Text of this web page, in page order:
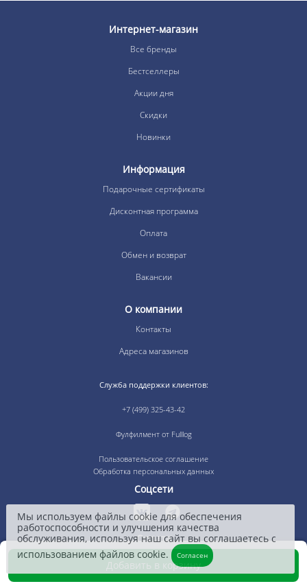
Добавить в корзину
Интернет-магазин
Все бренды
Бестселлеры
Акции дня
Скидки
Новинки
Информация
Подарочные сертификаты
Дисконтная программа
Оплата
Обмен и возврат
Вакансии
О компании
Контакты
Адреса магазинов
Служба поддержки клиентов:
+7 (499) 325-43-42
Фулфилмент от Fulllog
Пользовательское соглашение
Обработка персональных данных
Соцсети
Оплата
Мы используем файлы cookie для обеспечения
работоспособности и улучшения качества
обслуживания, используя наш сайт вы соглашаетесь с
использованием файлов cookie.
Согласен